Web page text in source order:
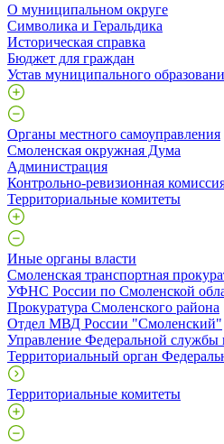
О муниципальном округе
Символика и Геральдика
Историческая справка
Бюджет для граждан
Устав муниципального
Органы местного самоуправления
Смоленская окружная Дума
Администрация
Контрольно-ревизионная
Территориальные комитеты
Иные органы власти
Смоленская транспортная
УФНС России по Смоленской
Прокуратура Смоленского района
Отдел МВД России "Смоленский"
Управление Федеральной службы
Территориальный орган
Территориальные комитеты